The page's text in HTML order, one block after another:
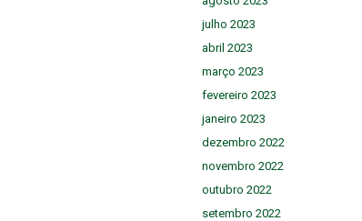
julho 2023
abril 2023
março 2023
fevereiro 2023
janeiro 2023
dezembro 2022
novembro 2022
outubro 2022
setembro 2022